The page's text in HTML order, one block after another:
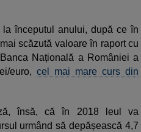
începutul anului, după ce în
scăzută valoare în raport cu
Națională a României a
euro, cel mai mare curs din
însă, că în 2018 leul va
urmând să depășească 4,7